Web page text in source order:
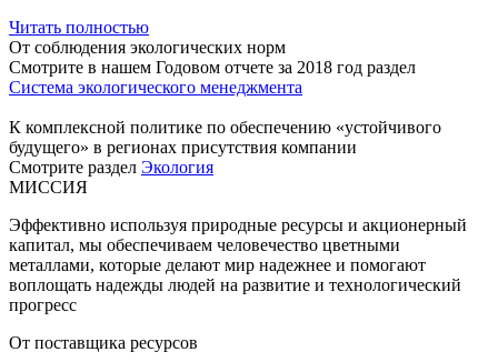
Читать полностью
От соблюдения экологических норм
Смотрите в нашем Годовом отчете за 2018 год раздел
Система экологического менеджмента
К комплексной политике по обеспечению «устойчивого
будущего» в регионах присутствия компании
Смотрите раздел Экология
МИССИЯ
Эффективно используя природные ресурсы и акционерный
капитал, мы обеспечиваем человечество цветными
металлами, которые делают мир надежнее и помогают
воплощать надежды людей на развитие и технологический
прогресс
От поставщика ресурсов